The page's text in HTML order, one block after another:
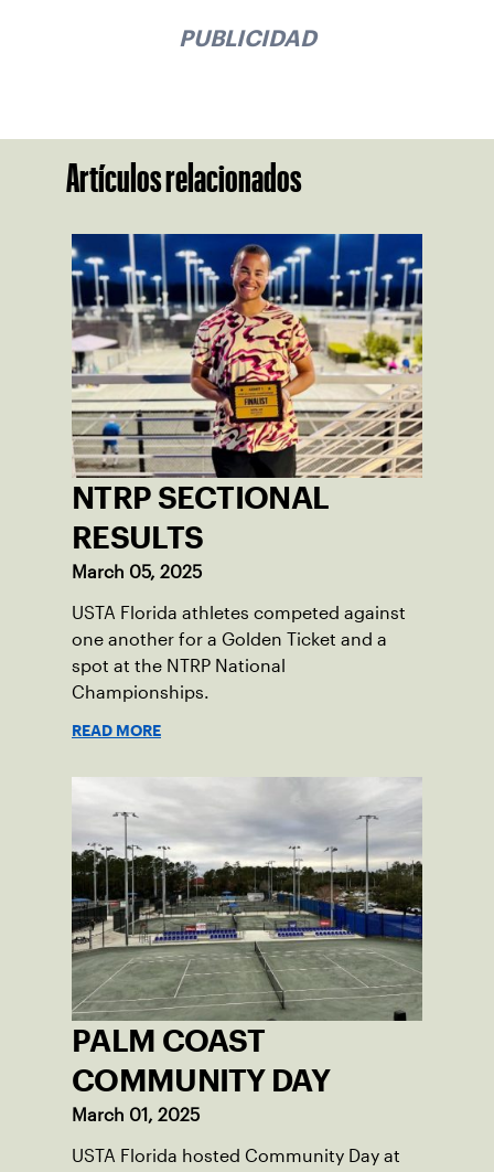
PUBLICIDAD
Artículos relacionados
NTRP SECTIONAL
RESULTS
March 05, 2025
USTA Florida athletes competed against
one another for a Golden Ticket and a
spot at the NTRP National
Championships.
READ MORE
PALM COAST
COMMUNITY DAY
March 01, 2025
USTA Florida hosted Community Day at